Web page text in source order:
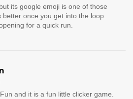
its google emoji is one of those
better once you get into the loop.
for a quick run.
and it is a fun little clicker game.